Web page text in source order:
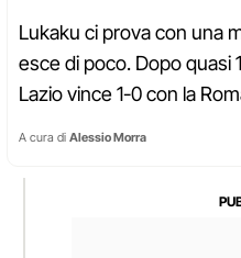
Lukaku ci prova con una
esce di poco. Dopo quasi
Lazio vince 1-0 con la
A cura di Alessio Morra